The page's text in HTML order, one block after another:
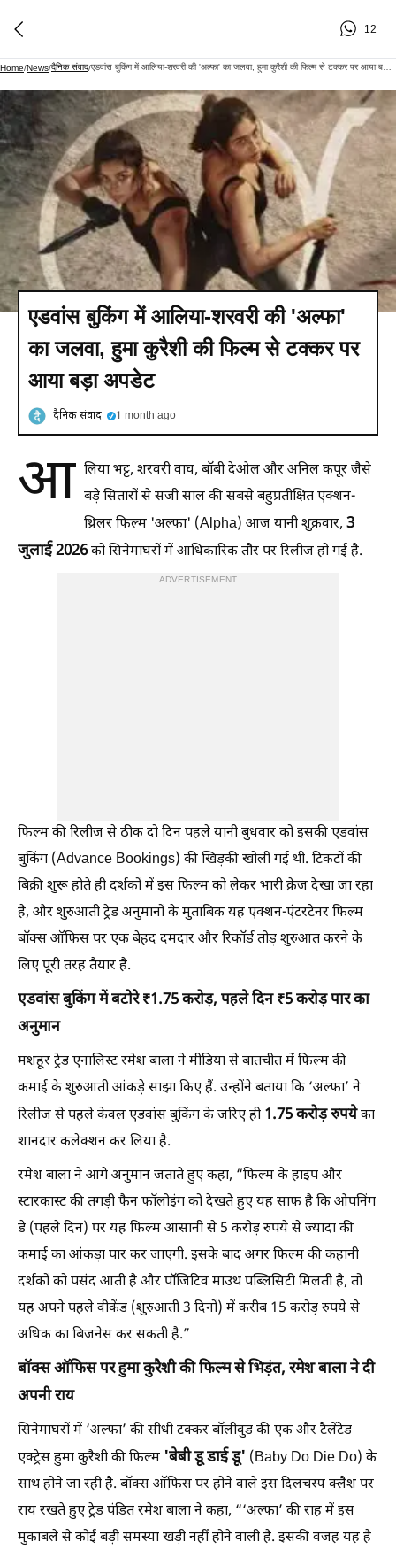
12
Home/News/दैनिक संवाद/
एडवांस बुकिंग में आलिया-शरवरी की 'अल्फा'
का जलवा, हुमा कुरैशी की फिल्म से टक्कर पर
आया बड़ा अपडेट
दैनिक संवाद 1 month ago
आ लिया भट्ट, शरवरी वाघ, बॉबी देओल और अनिल कपूर जैसे
बड़े सितारों से सजी साल की सबसे बहुप्रतीक्षित एक्शन-
थ्रिलर फिल्म 'अल्फा' (Alpha) आज यानी शुक्रवार, 3
जुलाई 2026को सिनेमाघरों में आधिकारिक तौर पर रिलीज हो गई है.
ADVERTISEMENT
फिल्म की रिलीज से ठीक दो दिन पहले यानी बुधवार को इसकी एडवांस
बुकिंग (Advance Bookings) की खिड़की खोली गई थी. टिकटों की
बिक्री शुरू होते ही दर्शकों में इस फिल्म को लेकर भारी क्रेज देखा जा रहा
है, और शुरुआती ट्रेड अनुमानों के मुताबिक यह एक्शन-एंटरटेनर फिल्म
बॉक्स ऑफिस पर एक बेहद दमदार और रिकॉर्ड तोड़ शुरुआत करने के
लिए पूरी तरह तैयार है.
एडवांस बुकिंग में बटोरे ₹1.75 करोड़, पहले दिन ₹5 करोड़ पार का
अनुमान
मशहूर ट्रेड एनालिस्ट रमेश बाला ने मीडिया से बातचीत में फिल्म की
कमाई के शुरुआती आंकड़े साझा किए हैं. उन्होंने बताया कि ‘अल्फा’ ने
रिलीज से पहले केवल एडवांस बुकिंग के जरिए ही 1.75 करोड़ रुपयेका
शानदार कलेक्शन कर लिया है.
रमेश बाला ने आगे अनुमान जताते हुए कहा, “फिल्म के हाइप और
स्टारकास्ट की तगड़ी फैन फॉलोइंग को देखते हुए यह साफ है कि ओपनिंग
डे (पहले दिन) पर यह फिल्म आसानी से 5 करोड़ रुपये से ज्यादा की
कमाई का आंकड़ा पार कर जाएगी. इसके बाद अगर फिल्म की कहानी
दर्शकों को पसंद आती है और पॉजिटिव माउथ पब्लिसिटी मिलती है, तो
यह अपने पहले वीकेंड (शुरुआती 3 दिनों) में करीब 15 करोड़ रुपये से
अधिक का बिजनेस कर सकती है.”
बॉक्स ऑफिस पर हुमा कुरैशी की फिल्म से भिड़ंत, रमेश बाला ने दी
अपनी राय
सिनेमाघरों में ‘अल्फा’ की सीधी टक्कर बॉलीवुड की एक और टैलेंटेड
एक्ट्रेस हुमा कुरैशी की फिल्म 'बेबी डू डाई डू' (Baby Do Die Do) के
साथ होने जा रही है. बॉक्स ऑफिस पर होने वाले इस दिलचस्प क्लैश पर
राय रखते हुए ट्रेड पंडित रमेश बाला ने कहा, “‘अल्फा’ की राह में इस
मुकाबले से कोई बड़ी समस्या खड़ी नहीं होने वाली है. इसकी वजह यह है